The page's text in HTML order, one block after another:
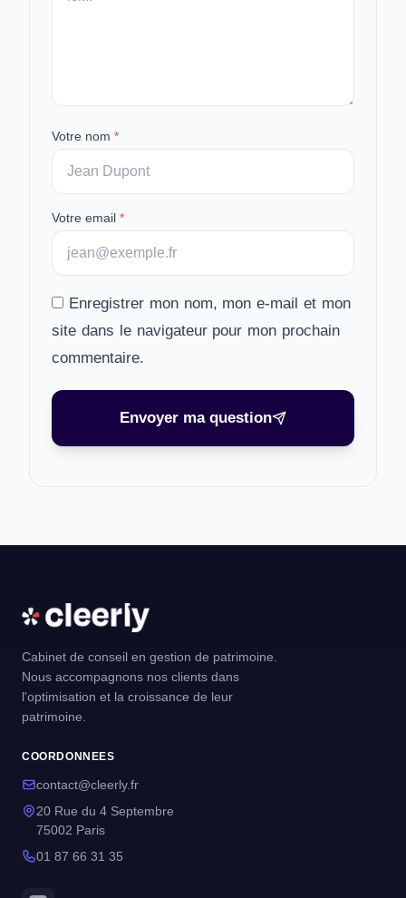
Votre nom *
Votre email *
Enregistrer mon nom, mon e-mail et mon
site dans le navigateur pour mon prochain
commentaire.
Envoyer ma question
Cabinet de conseil en gestion de patrimoine.
Nous accompagnons nos clients dans
l'optimisation et la croissance de leur
patrimoine.
COORDONNEES
contact@cleerly.fr
20 Rue du 4 Septembre
75002 Paris
01 87 66 31 35